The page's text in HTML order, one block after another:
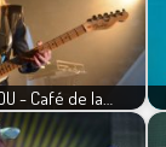
- Café de la…